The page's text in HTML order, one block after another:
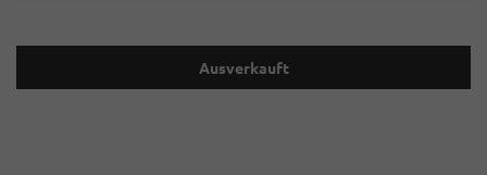
Ausverkauft